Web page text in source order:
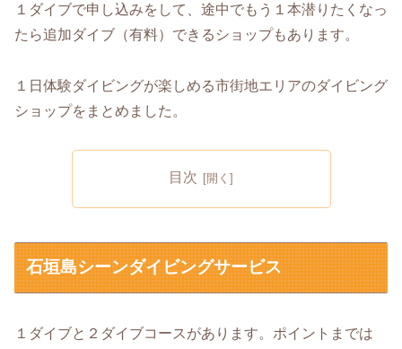
１ダイブで申し込みをして、途中でもう１本潜りたくなっ
たら追加ダイブ（有料）できるショップもあります。
１日体験ダイビングが楽しめる市街地エリアのダイビング
ショップをまとめました。
目次
石垣島シーンダイビングサービス
１ダイブと２ダイブコースがあります。ポイントまでは